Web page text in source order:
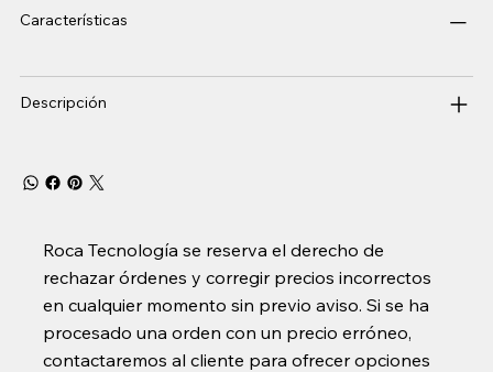
Características
Descripción
Roca Tecnología se reserva el derecho de
rechazar órdenes y corregir precios incorrectos
en cualquier momento sin previo aviso. Si se ha
procesado una orden con un precio erróneo,
contactaremos al cliente para ofrecer opciones